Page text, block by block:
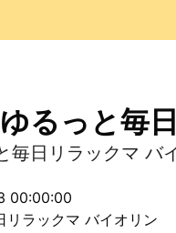
るっと毎
毎日リラックマ バ
00:00:00
リラックマ バイオリン